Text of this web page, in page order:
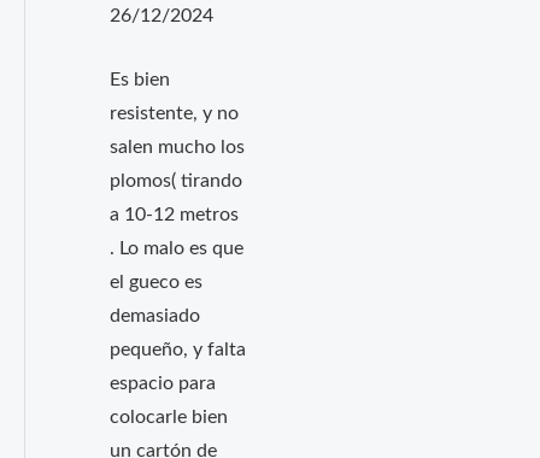
26/12/2024
Es bien
resistente, y no
salen mucho los
plomos( tirando
a 10-12 metros
. Lo malo es que
el gueco es
demasiado
pequeño, y falta
espacio para
colocarle bien
un cartón de